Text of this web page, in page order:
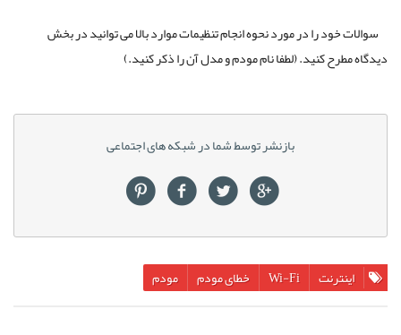
را در مورد نحوه انجام تنظیمات موارد بالا می توانید در بخش
کنید. (لطفا نام مودم و مدل آن را ذکر کنید.)
بازنشر توسط شما در شبکه های اجتماعی
Wi-Fi خطای مودم مودم